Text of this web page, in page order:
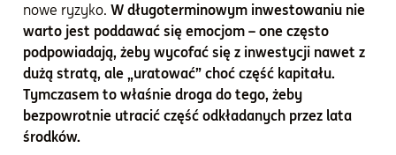
nowe ryzyko. W długoterminowym inwestowaniu nie
warto jest poddawać się emocjom – one często
podpowiadają, żeby wycofać się z inwestycji nawet z
dużą stratą, ale „uratować” choć część kapitału.
Tymczasem to właśnie droga do tego, żeby
bezpowrotnie utracić część odkładanych przez lata
środków.